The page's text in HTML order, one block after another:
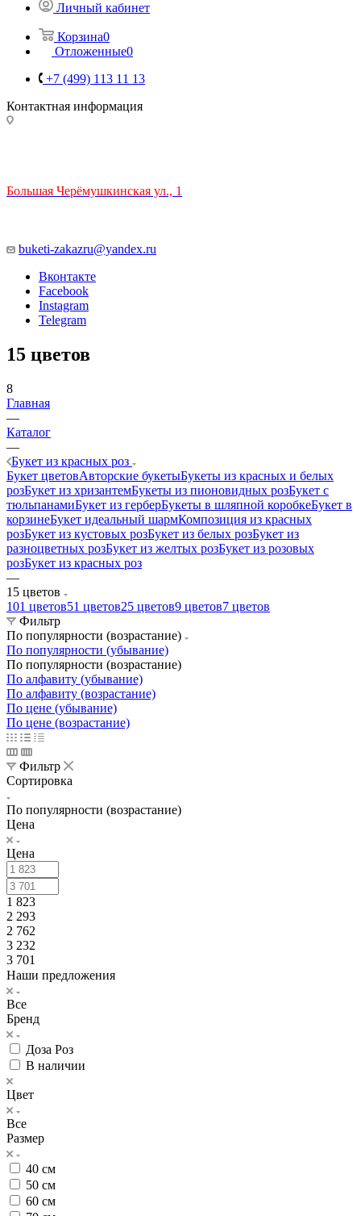
Личный кабинет
Корзина0
Отложенные0
+7 (499) 113 11 13
Контактная информация
Большая Черёмушкинская ул., 1
buketi-zakazru@yandex.ru
Вконтакте
Facebook
Instagram
Telegram
15 цветов
8
Главная
—
Каталог
—
Букет из красных роз
Букет цветовАвторские букетыБукеты из красных и белых
розБукет из хризантемБукеты из пионовидных розБукет с
тюльпанамиБукет из герберБукеты в шляпной коробкеБукет в
корзинеБукет идеальный шармКомпозиция из красных
розБукет из кустовых розБукет из белых розБукет из
разноцветных розБукет из желтых розБукет из розовых
розБукет из красных роз
—
15 цветов
101 цветов51 цветов25 цветов9 цветов7 цветов
Фильтр
По популярности (возрастание)
По популярности (убывание)
По популярности (возрастание)
По алфавиту (убывание)
По алфавиту (возрастание)
По цене (убывание)
По цене (возрастание)
Фильтр
Сортировка
По популярности (возрастание)
Цена
Цена
1 823
2 293
2 762
3 232
3 701
Наши предложения
Все
Бренд
Доза Роз
В наличии
Цвет
Все
Размер
40 см
50 см
60 см